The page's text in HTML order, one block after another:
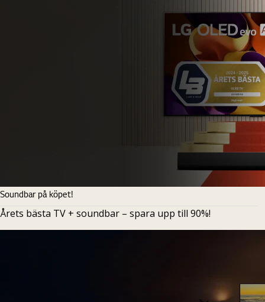
Soundbar på köpet!
Årets bästa TV + soundbar – spara upp till 90%!